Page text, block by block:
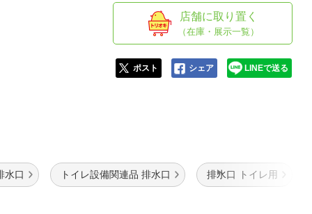
店舗に取り置く
（在庫・展示一覧）
ポスト シェア LINEで送る
水口 トイレ設備関連品 排水口 排水口 トイレ用